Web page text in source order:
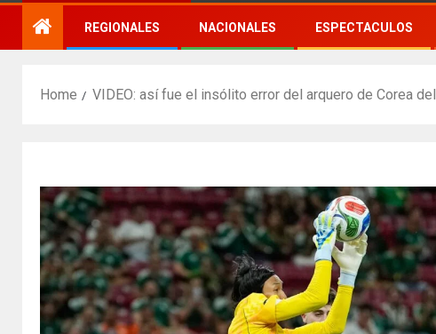
REGIONALES NACIONALES ESPECTACULOS
Home VIDEO: así fue el insólito error del arquero de Corea